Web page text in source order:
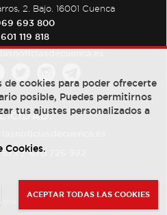
2. Bajo. 16001 Cuenca
693 800
601 119 818
573/670 726 392
cookies para poder ofrecerte
posible, Puedes permitirnos
tus ajustes personalizados a
Cookies.
ACEPTAR TODAS LAS COOKIES